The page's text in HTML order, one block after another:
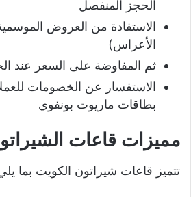
الحجز المنفصل
الاستفادة من العروض
الأعراس)
ثم المفاوضة على السعر عند
الاستفسار عن الخصومات
بطاقات ماريوت بونفوي
مميزات قاعات
تتميز قاعات شيراتون الكويت بما